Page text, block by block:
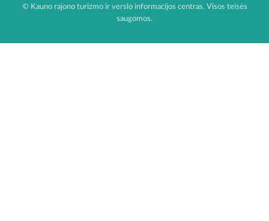
© Kauno rajono turizmo ir verslo informacijos centras. Visos teisės
saugomos.